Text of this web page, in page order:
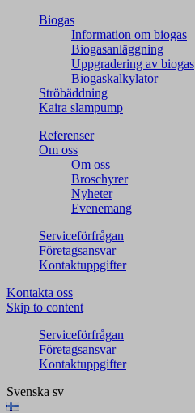
Biogas
Information om biogas
Biogasanläggning
Uppgradering av biogas
Biogaskalkylator
Ströbäddning
Kaira slampump
Referenser
Om oss
Om oss
Broschyrer
Nyheter
Evenemang
Serviceförfrågan
Företagsansvar
Kontaktuppgifter
Kontakta oss
Skip to content
Serviceförfrågan
Företagsansvar
Kontaktuppgifter
Svenska sv